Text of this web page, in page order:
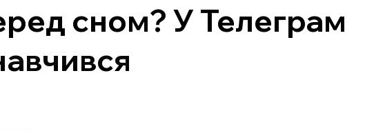
сном? У Телеграм